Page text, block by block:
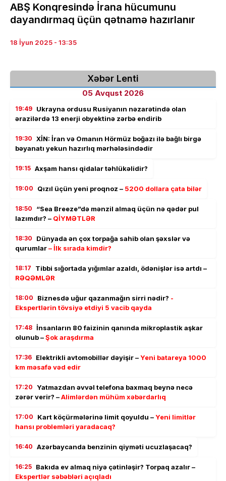
ABŞ Konqresində İrana hücumunu
dayandırmaq üçün qətnamə hazırlanır
18 İyun 2025 - 13:35
Xəbər Lenti
05 Avqust 2026
19:49 Ukrayna ordusu Rusiyanın nəzarətində olan
ərazilərdə 13 enerji obyektinə zərbə endirib
19:30 XİN: İran və Omanın Hörmüz boğazı ilə bağlı birgə
bəyanatı yekun hazırlıq mərhələsindədir
19:15 Axşam hansı qidalar təhlükəlidir?
19:00 Qızıl üçün yeni proqnoz – 5200 dollara çata bilər
18:50
“Sea Breeze”də mənzil almaq üçün nə qədər pul
lazımdır? – QİYMƏTLƏR
18:30
Dünyada ən çox torpağa sahib olan şəxslər və
qurumlar– İlk sırada kimdir?
18:17
Tibbi sığortada yığımlar azaldı, ödənişlər isə artdı –
RƏQƏMLƏR
18:00 Biznesdə uğur qazanmağın sirri nədir? -
Ekspertlərin tövsiyə etdiyi 5 vacib qayda
17:48 İnsanların 80 faizinin qanında mikroplastik aşkar
olunub –Şok araşdırma
17:36 Elektrikli avtomobillər dəyişir –Yeni batareya 1000
km məsafə vəd edir
17:20 Yatmazdan əvvəl telefona baxmaq beynə necə
zərər verir? –Alimlərdən mühüm xəbərdarlıq
17:00 Kart köçürmələrinə limit qoyuldu –Yeni limitlər
hansı problemləri yaradacaq?
16:40 Azərbaycanda benzinin qiyməti ucuzlaşacaq?
16:25 Bakıda ev almaq niyə çətinləşir? Torpaq azalır –
Ekspertlər səbəbləri açıqladı